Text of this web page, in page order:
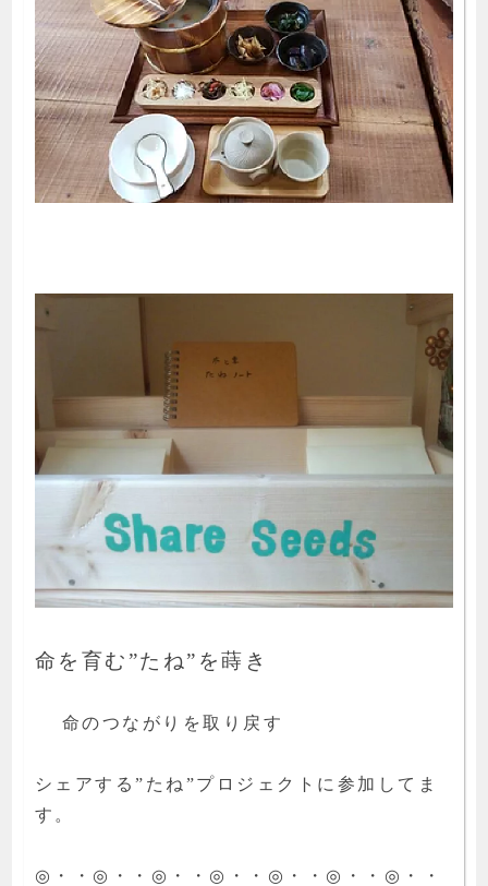
命を育む”たね”を蒔き
命のつながりを取り戻す
シェアする”たね”プロジェクトに参加してま
す。
◎・・◎・・◎・・◎・・◎・・◎・・◎・・